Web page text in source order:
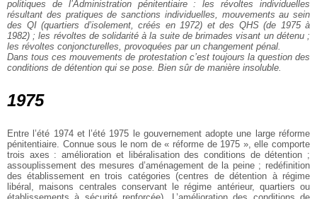
politiques de l’Administration pénitentiaire : les révoltes individuelles
résultant des pratiques de sanctions individuelles, mouvements au sein
des QI (quartiers d’isolement, créés en 1972) et des QHS (de 1975 à
1982) ; les révoltes de solidarité à la suite de brimades visant un détenu ;
les révoltes conjoncturelles, provoquées par un changement pénal.
Dans tous ces mouvements de protestation c’est toujours la question des
conditions de détention qui se pose. Bien sûr de manière insoluble.
1975
Entre l’été 1974 et l’été 1975 le gouvernement adopte une large réforme
pénitentiaire. Connue sous le nom de « réforme de 1975 », elle comporte
trois axes : amélioration et libéralisation des conditions de détention ;
assouplissement des mesures d’aménagement de la peine ; redéfinition
des établissement en trois catégories (centres de détention à régime
libéral, maisons centrales conservant le régime antérieur, quartiers ou